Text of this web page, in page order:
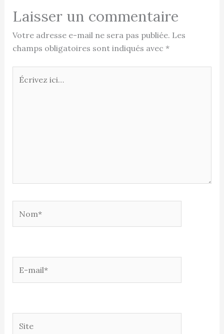
Laisser un commentaire
Votre adresse e-mail ne sera pas publiée. Les
champs obligatoires sont indiqués avec *
Écrivez
ici…
mail*